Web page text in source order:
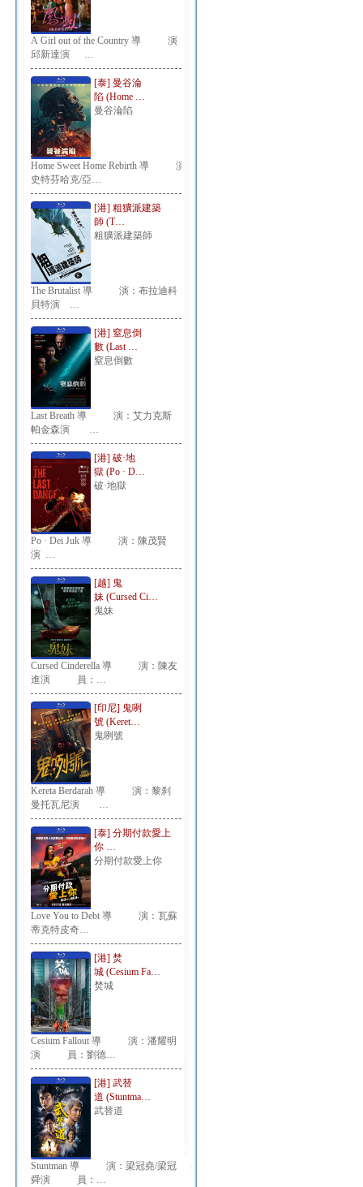
A Girl out of the Country 導 演：
邱新達演 …
[泰] 曼谷淪
陷 (Home …
曼谷淪陷
Home Sweet Home Rebirth 導 演：
史特芬哈克/亞…
[港] 粗獷派建築
師 (T…
粗獷派建築師
The Brutalist 導 演：布拉迪科
貝特演 …
[港] 窒息倒
數 (Last …
窒息倒數
Last Breath 導 演：艾力克斯
帕金森演 …
[港] 破·地
獄 (Po · D…
破·地獄
Po · Dei Juk 導 演：陳茂賢
演 …
[越] 鬼
妹 (Cursed Ci…
鬼妹
Cursed Cinderella 導 演：陳友
進演 員：…
[印尼] 鬼咧
號 (Keret…
鬼咧號
Kereta Berdarah 導 演：黎刹
曼托瓦尼演 …
[泰] 分期付款愛上
你 …
分期付款愛上你
Love You to Debt 導 演：瓦蘇
蒂克特皮奇…
[港] 焚
城 (Cesium Fa…
焚城
Cesium Fallout 導 演：潘耀明
演 員：劉德…
[港] 武替
道 (Stuntma…
武替道
Stuntman 導 演：梁冠堯/梁冠
舜演 員：…